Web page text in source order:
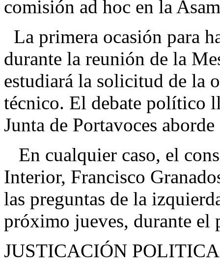
comisión ad hoc en la
La primera ocasión para
durante la reunión de la
estudiará la solicitud de la
técnico. El debate político
Junta de Portavoces
En cualquier caso, el
Interior, Francisco
las preguntas de la
próximo jueves, durante el
JUSTICACIÓN POLITICA